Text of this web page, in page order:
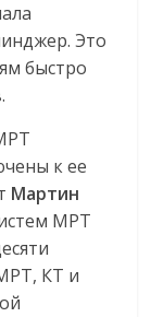
Это
быстро
к ее
Мартин
МРТ
КТ и